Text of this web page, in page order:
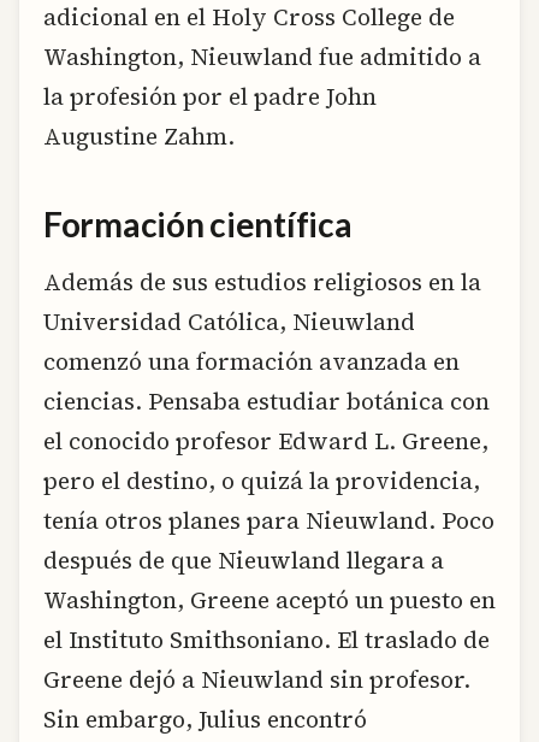
adicional en el Holy Cross College de
Washington, Nieuwland fue admitido a
la profesión por el padre John
Augustine Zahm.
Formación científica
Además de sus estudios religiosos en la
Universidad Católica, Nieuwland
comenzó una formación avanzada en
ciencias. Pensaba estudiar botánica con
el conocido profesor Edward L. Greene,
pero el destino, o quizá la providencia,
tenía otros planes para Nieuwland. Poco
después de que Nieuwland llegara a
Washington, Greene aceptó un puesto en
el Instituto Smithsoniano. El traslado de
Greene dejó a Nieuwland sin profesor.
Sin embargo, Julius encontró